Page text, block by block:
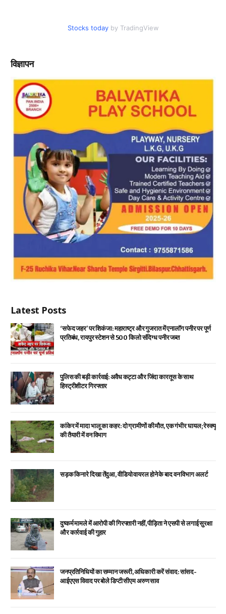
Stocks today by TradingView
विज्ञापन
Latest Posts
‘सफेद जहर’ पर शिकंजा: महाराष्ट्र और गुजरात में एनालॉग पनीर पर पूर्ण
प्रतिबंध, रायपुर स्टेशन से 500 किलो संदिग्ध पनीर जब्त
पुलिस की बड़ी कार्रवाई: अवैध कट्टा और जिंदा कारतूस के साथ
हिस्ट्रीशीटर गिरफ्तार
कांकेर में मादा भालू का कहर: दो ग्रामीणों की मौत, एक गंभीर घायल; रेस्क्यू
की तैयारी में वन विभाग
सड़क किनारे दिखा तेंदुआ, वीडियो वायरल होने के बाद वन विभाग अलर्ट
दुष्कर्म मामले में आरोपी की गिरफ्तारी नहीं, पीड़िता ने एसपी से लगाई सुरक्षा
और कार्रवाई की गुहार
जनप्रतिनिधियों का सम्मान जरूरी, अधिकारी करें संवाद: सांसद-
आईएएस विवाद पर बोले डिप्टी सीएम अरुण साव